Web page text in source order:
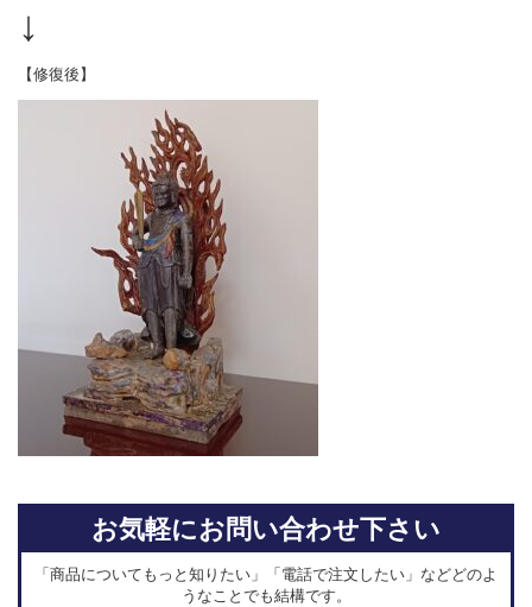
↓
【修復後】
お気軽にお問い合わせ下さい
「商品についてもっと知りたい」「電話で注文したい」などどのよ
うなことでも結構です。